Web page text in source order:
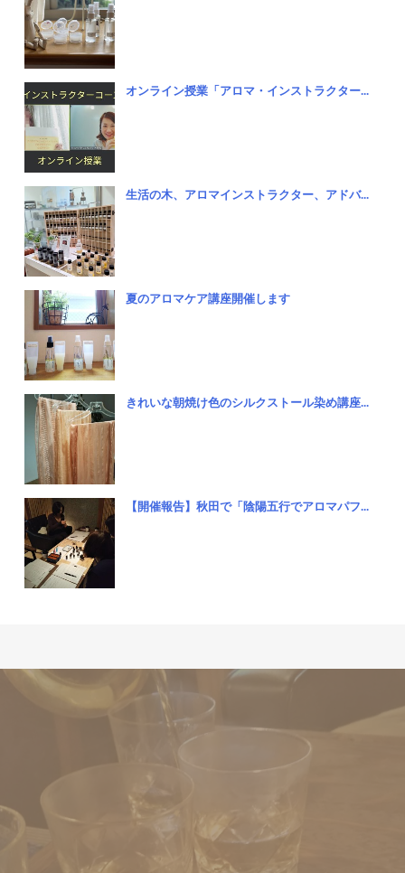
オンライン授業「アロマ・インストラクター...
生活の木、アロマインストラクター、アドバ...
夏のアロマケア講座開催します
きれいな朝焼け色のシルクストール染め講座...
【開催報告】秋田で「陰陽五行でアロマパフ...